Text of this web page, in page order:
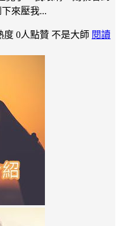
來壓我...
度 0人點贊 不是大師 閱讀